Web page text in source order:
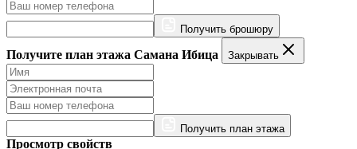
Получить брошюру
Получите план этажа Самана Ибица Закрывать
Получить план этажа
Просмотр свойств